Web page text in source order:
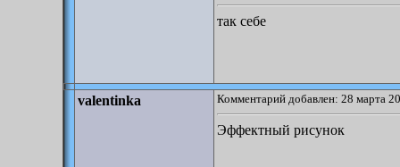
так себе
valentinka Комментарий добавлен: 28 марта
Эффектный рисунок